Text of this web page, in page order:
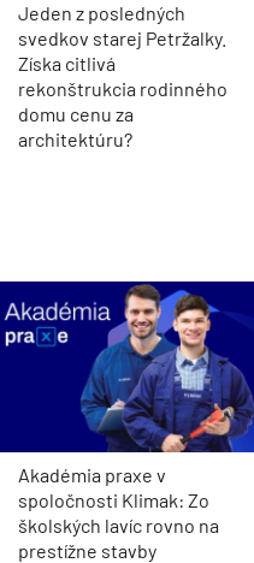
Jeden z posledných
svedkov starej Petržalky.
Získa citlivá
rekonštrukcia rodinného
domu cenu za
architektúru?
Akadémia praxe v
spoločnosti Klimak: Zo
školských lavíc rovno na
prestížne stavby